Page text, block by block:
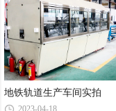
地铁轨道生产车间实拍
2023-04-18